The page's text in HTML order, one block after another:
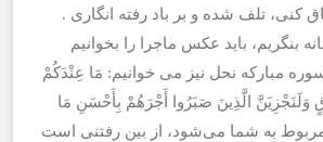
كنى، تلف شده و بر باد رفته انگارى .
بنگریم، باید عکس ماجرا را بخوانیم
که در آیه 96 سوره مبارکه نحل نیز می خوانیم: مَا عِنْدَكُمْ
وَلَنَجْزِيَنَّ الَّذِينَ صَبَرُوا أَجْرَهُمْ بِأَحْسَنِ مَا
مربوط به شما مى‌شود، از بين رفتنى است